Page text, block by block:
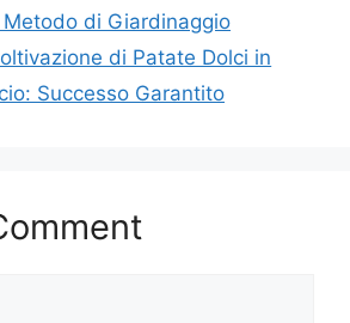
di Giardinaggio
di Patate Dolci in
Successo Garantito